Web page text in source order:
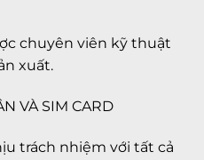
chuyên viên kỹ thuật
xuất.
VÀ SIM CARD
trách nhiệm với tất cả